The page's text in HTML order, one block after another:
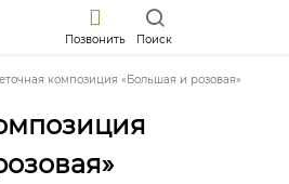
Позвонить Поиск
композиция «Большая и розовая»